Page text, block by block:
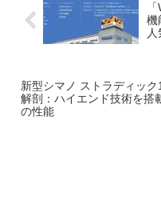
機
新型シマノ ストラディック
解剖：ハイエンド技術を搭
の性能